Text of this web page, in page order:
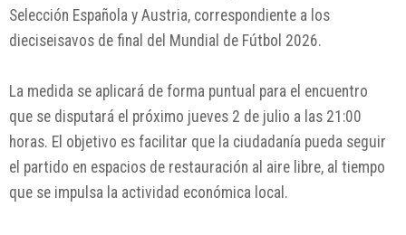
Selección Española y Austria, correspondiente a los
dieciseisavos de final del Mundial de Fútbol 2026.
La medida se aplicará de forma puntual para el encuentro
que se disputará el próximo jueves 2 de julio a las 21:00
horas. El objetivo es facilitar que la ciudadanía pueda seguir
el partido en espacios de restauración al aire libre, al tiempo
que se impulsa la actividad económica local.